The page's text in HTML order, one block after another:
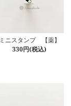
ミニスタンプ 【薬】
330円(税込)